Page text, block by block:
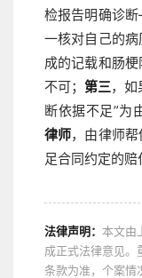
检报告明确诊
一核对自己的
成的记载和肠
不可； 第三，如
断依据不足”为
律师，由律师
足合同约定的赔
法律声明： 本文由
成正式法律意见。
条款为准，个案情